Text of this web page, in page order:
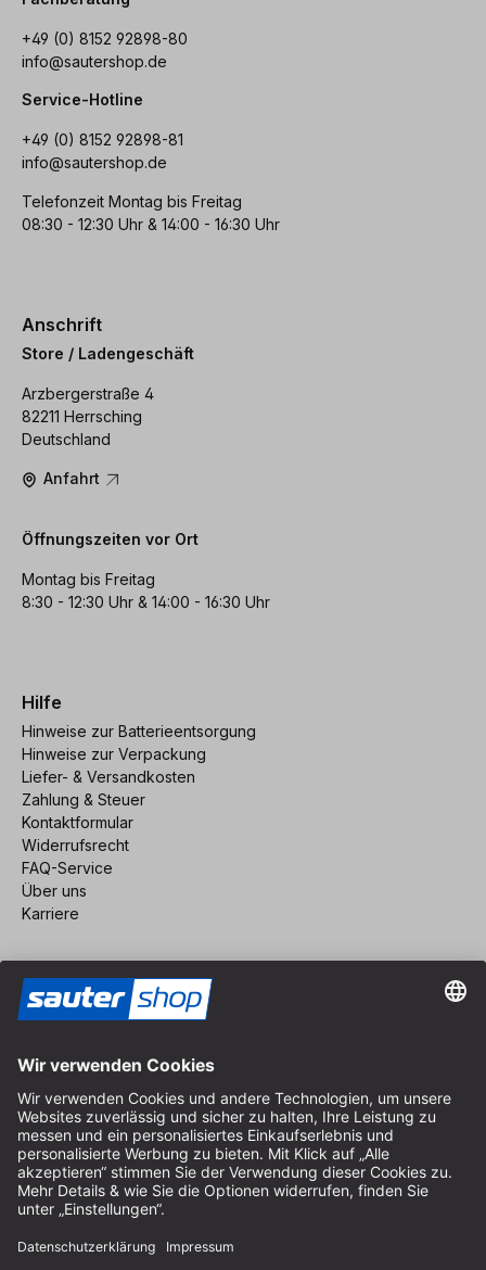
+49 (0) 8152 92898-80
info@sautershop.de
Service-Hotline
+49 (0) 8152 92898-81
info@sautershop.de
Telefonzeit Montag bis Freitag
08:30 - 12:30 Uhr & 14:00 - 16:30 Uhr
Anschrift
Store / Ladengeschäft
Arzbergerstraße 4
82211 Herrsching
Deutschland
Anfahrt
Öffnungszeiten vor Ort
Montag bis Freitag
8:30 - 12:30 Uhr & 14:00 - 16:30 Uhr
Hilfe
Hinweise zur Batterieentsorgung
Hinweise zur Verpackung
Liefer- & Versandkosten
Zahlung & Steuer
Kontaktformular
Widerrufsrecht
FAQ-Service
Über uns
Karriere
Impressum
AGB
Datenschutz
Cookie-Einstellungen
© 2026 sauter GmbH